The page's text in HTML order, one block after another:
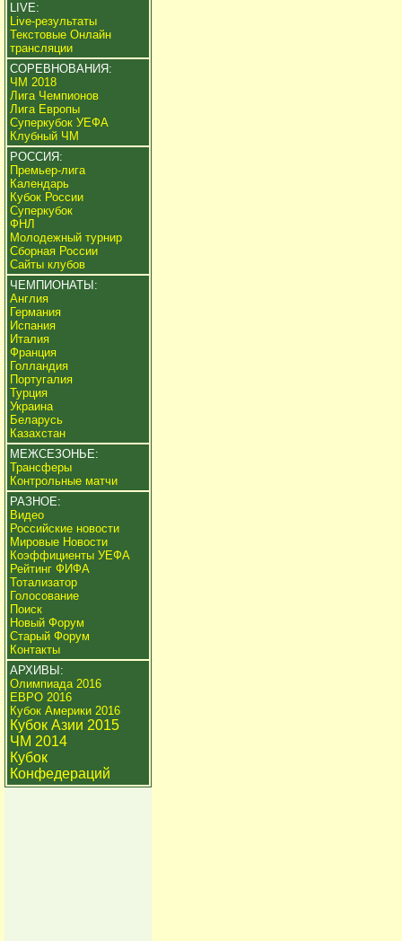
LIVE:
Live-результаты
Текстовые Онлайн
трансляции
СОРЕВНОВАНИЯ:
ЧМ 2018
Лига Чемпионов
Лига Европы
Суперкубок УЕФА
Клубный ЧМ
РОССИЯ:
Премьер-лига
Календарь
Кубок России
Суперкубок
ФНЛ
Молодежный турнир
Сборная России
Сайты клубов
ЧЕМПИОНАТЫ:
Англия
Германия
Испания
Италия
Франция
Голландия
Португалия
Турция
Украина
Беларусь
Казахстан
МЕЖСЕЗОНЬЕ:
Трансферы
Контрольные матчи
РАЗНОЕ:
Видео
Российские новости
Мировые Новости
Коэффициенты УЕФА
Рейтинг ФИФА
Тотализатор
Голосование
Поиск
Новый Форум
Старый Форум
Контакты
АРХИВЫ:
Олимпиада 2016
ЕВРО 2016
Кубок Америки 2016
Кубок Азии 2015
ЧМ 2014
Кубок
Конфедераций